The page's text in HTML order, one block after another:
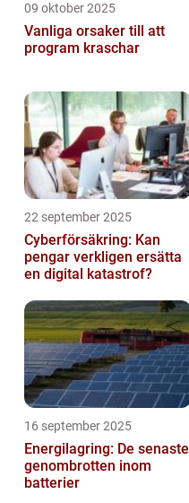
09 oktober 2025
Vanliga orsaker till att
program kraschar
22 september 2025
Cyberförsäkring: Kan
pengar verkligen ersätta
en digital katastrof?
16 september 2025
Energilagring: De senaste
genombrotten inom
batterier